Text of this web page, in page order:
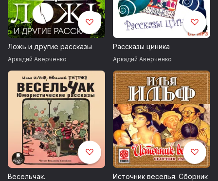
Ложь и другие рассказы
Аркадий Аверченко
Рассказы циника
Аркадий Аверченко
Весельчак.
Источник веселья. Сборник